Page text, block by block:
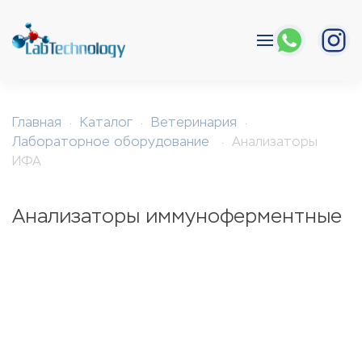
Перейти к содержимому
Главная Каталог
Ветеринария
Лабораторное оборудование
Анализаторы
ИФА
Анализаторы иммуноферментные